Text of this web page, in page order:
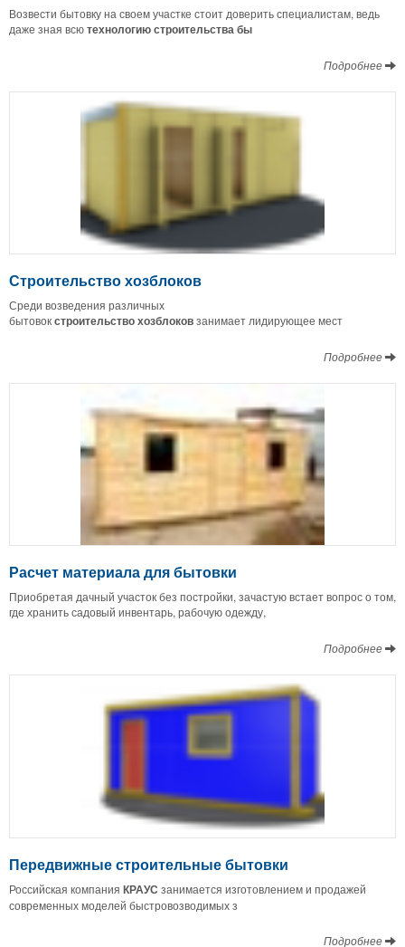
Возвести бытовку на своем участке стоит доверить специалистам, ведь
даже зная всютехнологию строительства бы
Подробнее
Строительство хозблоков
Среди возведения различных
бытовокстроительствохозблоковзанимает лидирующее мест
Подробнее
Расчет материала для бытовки
Приобретая дачный участок без постройки, зачастую встает вопрос о том,
где хранить садовый инвентарь, рабочую одежду,
Подробнее
Передвижные строительные бытовки
Российская компания КРАУС занимается изготовлением и продажей
современных моделей быстровозводимых з
Подробнее